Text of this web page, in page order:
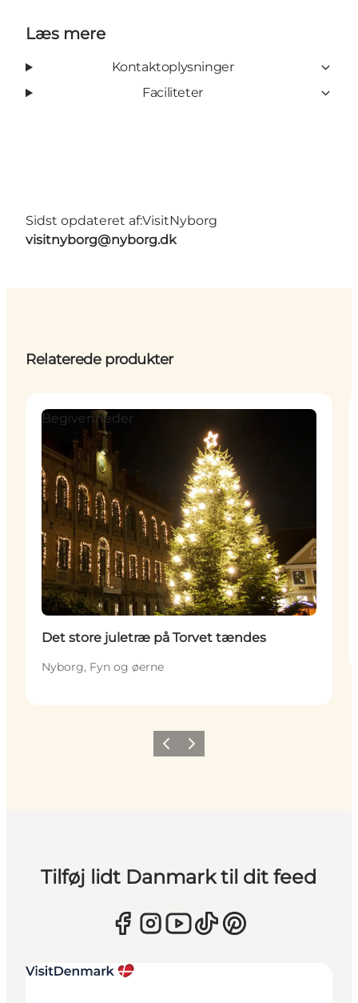
Læs mere
Kontaktoplysninger
Faciliteter
Sidst opdateret af:VisitNyborg
visitnyborg@nyborg.dk
Relaterede produkter
Begivenheder
Det store juletræ på Torvet tændes
Nyborg, Fyn og øerne
ForrigeNæste
Tilføj lidt Danmark til dit feed